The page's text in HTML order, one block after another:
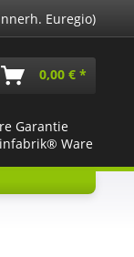
Euregio)
0,00 € *
Garantie
Ware